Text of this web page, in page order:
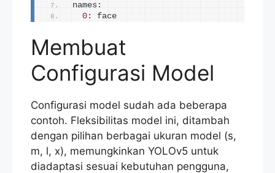
names:
0 : face
Membuat
Configurasi Model
Configurasi model sudah ada beberapa
contoh. Fleksibilitas model ini, ditambah
dengan pilihan berbagai ukuran model (s,
m, l, x), memungkinkan YOLOv5 untuk
diadaptasi sesuai kebutuhan pengguna,